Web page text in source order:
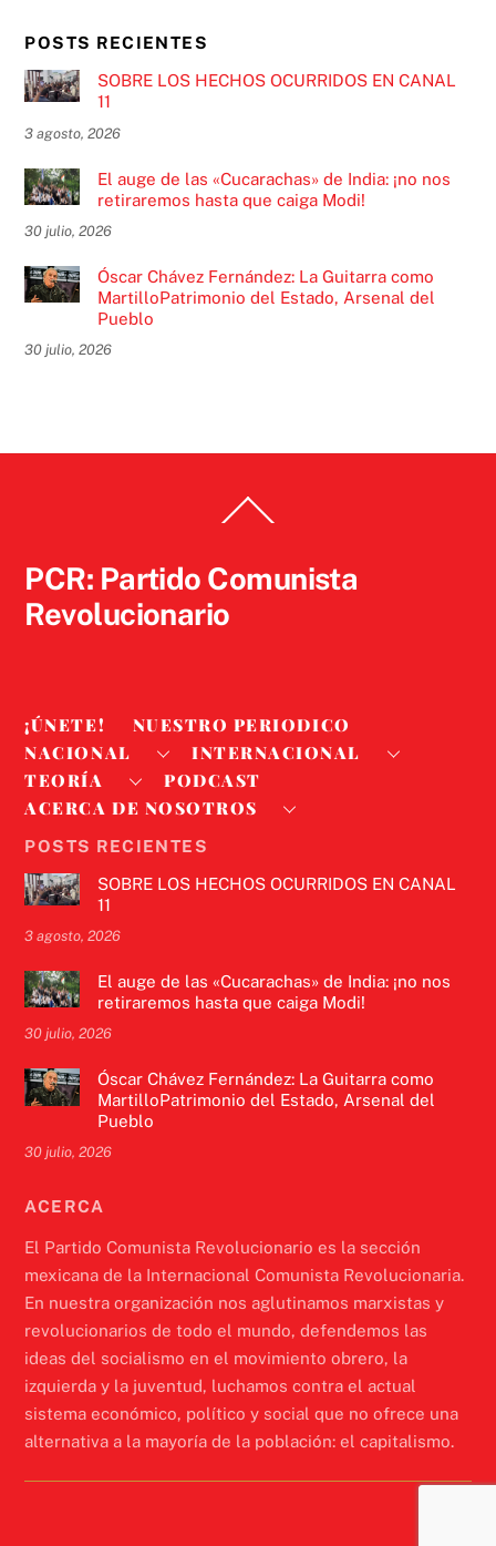
POSTS RECIENTES
SOBRE LOS HECHOS OCURRIDOS EN CANAL
11
3 agosto, 2026
El auge de las «Cucarachas» de India: ¡no nos
retiraremos hasta que caiga Modi!
30 julio, 2026
Óscar Chávez Fernández: La Guitarra como
MartilloPatrimonio del Estado, Arsenal del
Pueblo
30 julio, 2026
To
PCR: Partido Comunista
Revolucionario
¡ÚNETE!
NUESTRO PERIODICO
NACIONAL
INTERNACIONAL
TEORÍA
PODCAST
ACERCA DE NOSOTROS
POSTS RECIENTES
SOBRE LOS HECHOS OCURRIDOS EN CANAL
11
3 agosto, 2026
El auge de las «Cucarachas» de India: ¡no nos
retiraremos hasta que caiga Modi!
30 julio, 2026
Óscar Chávez Fernández: La Guitarra como
MartilloPatrimonio del Estado, Arsenal del
Pueblo
30 julio, 2026
ACERCA
El Partido Comunista Revolucionario es la sección
mexicana de la Internacional Comunista Revolucionaria.
En nuestra organización nos aglutinamos marxistas y
revolucionarios de todo el mundo, defendemos las
ideas del socialismo en el movimiento obrero, la
izquierda y la juventud, luchamos contra el actual
sistema económico, político y social que no ofrece una
alternativa a la mayoría de la población: el capitalismo.